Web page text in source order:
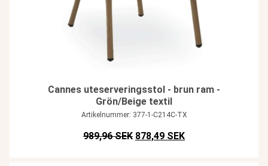
Cannes uteserveringsstol - brun ram -
Grön/Beige textil
Artikelnummer: 377-1-C214C-TX
989,96 SEK Det ursprungliga priset var:
878,49 SEKDet nuvarande